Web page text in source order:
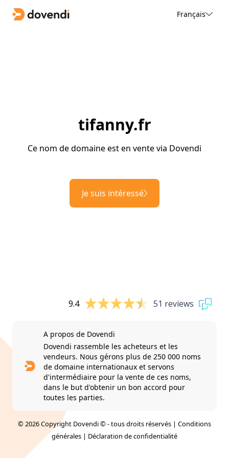
Français
tifanny.fr
Ce nom de domaine est en vente via Dovendi
Je suis intéressé
9.4 51 reviews
A propos de Dovendi
Dovendi rassemble les acheteurs et les
vendeurs. Nous gérons plus de 250 000 noms
de domaine internationaux et servons
d'intermédiaire pour la vente de ces noms,
dans le but d'obtenir un bon accord pour
toutes les parties.
© 2026 Copyright Dovendi © - tous droits réservés | Conditions
générales | Déclaration de confidentialité